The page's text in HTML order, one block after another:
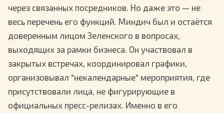
через связанных посредников. Но даже это — не
весь перечень его функций. Миндич был и остаётся
доверенным лицом Зеленского в вопросах,
выходящих за рамки бизнеса. Он участвовал в
закрытых встречах, координировал графики,
организовывал "некалендарные" мероприятия, где
присутствовали лица, не фигурирующие в
официальных пресс-релизах. Именно в его